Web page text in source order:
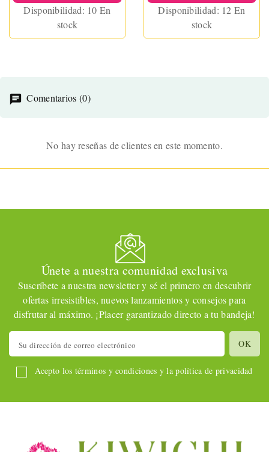
Disponibilidad: 10 En
stock
Disponibilidad: 12 En
stock
Comentarios (0)
No hay reseñas de clientes en este momento.
Únete a nuestra comunidad exclusiva
Suscríbete a nuestra newsletter y sé el primero en descubrir
ofertas irresistibles, nuevos lanzamientos y consejos para
disfrutar al máximo. ¡Placer garantizado directo a tu bandeja!
Acepto los términos y condiciones y la política de privacidad